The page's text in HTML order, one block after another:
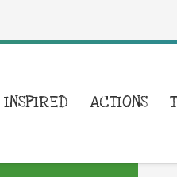
INSPIRED ACTIONS